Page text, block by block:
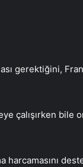
gerektiğini,
çalışırken bile
harcamasını